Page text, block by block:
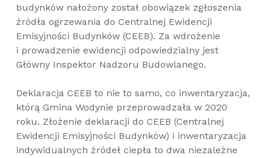
budynków nałożony został obowiązek zgłoszenia
źródła ogrzewania do Centralnej Ewidencji
Emisyjności Budynków (CEEB). Za wdrożenie
i prowadzenie ewidencji odpowiedzialny jest
Główny Inspektor Nadzoru Budowlanego.
Deklaracja CEEB to nie to samo, co inwentaryzacja,
którą Gmina Wodynie przeprowadzała w 2020
roku. Złożenie deklaracji do CEEB (Centralnej
Ewidencji Emisyjności Budynków) i inwentaryzacja
indywidualnych źródeł ciepła to dwa niezależne